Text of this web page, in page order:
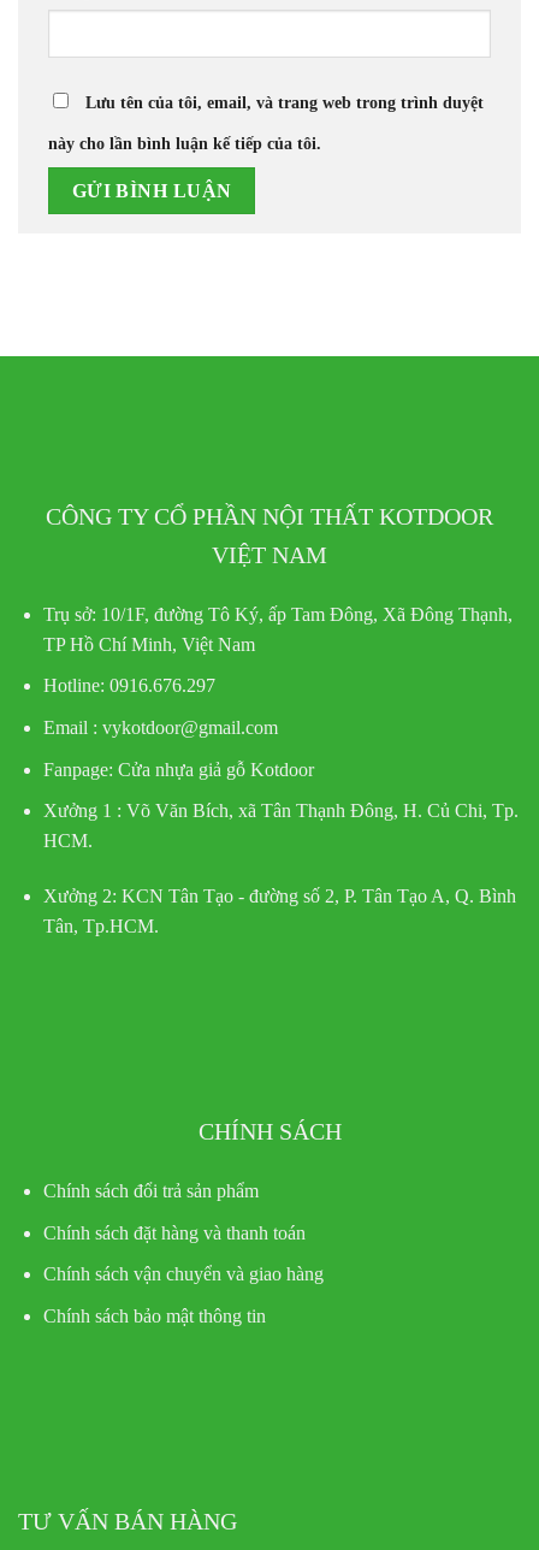
Lưu tên của tôi, email, và trang web trong trình duyệt
này cho lần bình luận kế tiếp của tôi.
CÔNG TY CỔ PHẦN NỘI THẤT KOTDOOR
VIỆT NAM
Trụ sở: 10/1F, đường Tô Ký, ấp Tam Đông, Xã Đông Thạnh,
TP Hồ Chí Minh, Việt Nam
Hotline: 0916.676.297
Email : vykotdoor@gmail.com
Fanpage: Cửa nhựa giả gỗ Kotdoor
Xưởng 1 : Võ Văn Bích, xã Tân Thạnh Đông, H. Củ Chi, Tp.
HCM.
Xưởng 2: KCN Tân Tạo - đường số 2, P. Tân Tạo A, Q. Bình
Tân, Tp.HCM.
CHÍNH SÁCH
Chính sách đổi trả sản phẩm
Chính sách đặt hàng và thanh toán
Chính sách vận chuyển và giao hàng
Chính sách bảo mật thông tin
TƯ VẤN BÁN HÀNG